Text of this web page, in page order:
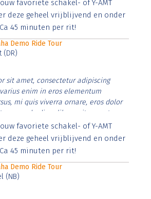
sem vitae risus tristique posuere.
favoriete schakel- of Y-AMT
deze geheel vrijblijvend en onder
45 minuten per rit!
Demo Ride Tour
(DR)
sit amet, consectetur adipiscing
enim in eros elementum
mi quis viverra ornare, eros dolor
commodo diam libero vitae erat.
et justo cursus id rutrum lorem
sem vitae risus tristique posuere.
favoriete schakel- of Y-AMT
deze geheel vrijblijvend en onder
45 minuten per rit!
Demo Ride Tour
(NB)